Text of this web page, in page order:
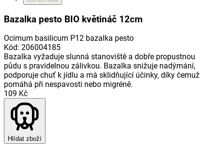
Bazalka pesto BIO květináč 12cm
Ocimum basilicum P12 bazalka pesto
Kód: 206004185
Bazalka vyžaduje slunná stanoviště a dobře propustnou
půdu s pravidelnou zálivkou. Bazalka snižuje nadýmání,
podporuje chuť k jídlu a má sklidňující účinky, díky čemuž
pomáhá při nespavosti nebo migréně.
109 Kč
Hlídat zboží